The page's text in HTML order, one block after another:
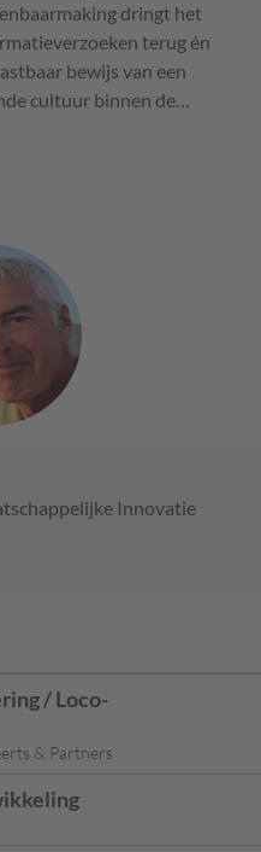
dringt het
terug én
bewijs van een
cultuur binnen de…
Innovatie
/ Loco-
& Partners